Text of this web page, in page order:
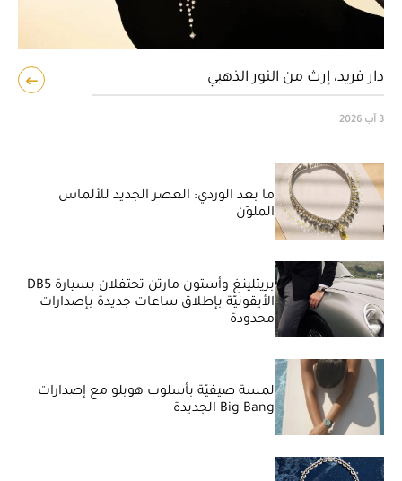
دار فريد، إرث من النور الذهبي
3 آب 2026
ما بعد الوردي: العصر الجديد للألماس
الملوّن
بريتلينغ وأستون مارتن تحتفلان بسيارة DB5
الأيقونيّة بإطلاق ساعات جديدة بإصدارات
محدودة
لمسة صيفيّة بأسلوب هوبلو مع إصدارات
Big Bang الجديدة